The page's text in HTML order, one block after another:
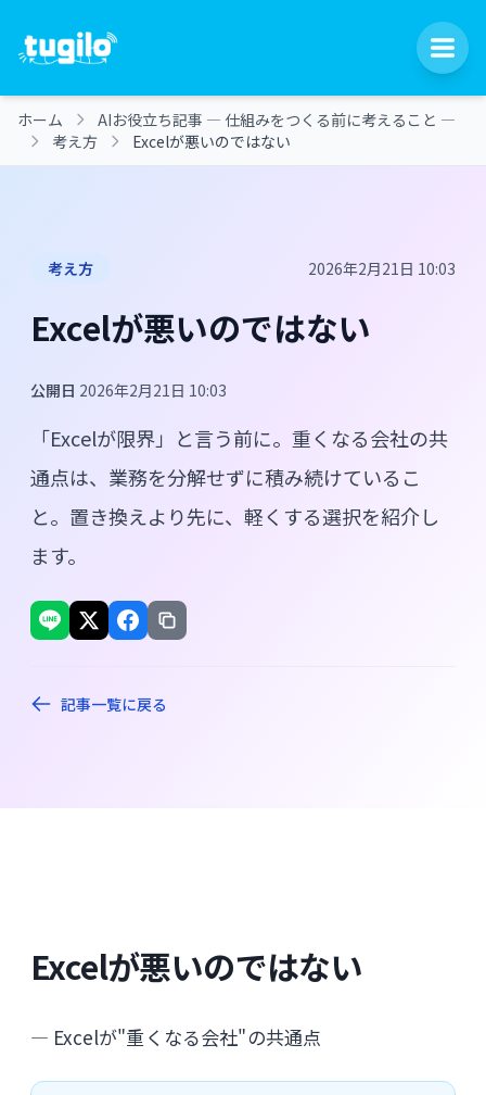
ホーム
AIお役立ち記事 ― 仕組みをつくる前に考えること ―
考え方
Excelが悪いのではない
考え方 2026年2月21日 10:03
Excelが悪いのではない
公開日 2026年2月21日 10:03
「Excelが限界」と言う前に。重くなる会社の共
通点は、業務を分解せずに積み続けているこ
と。置き換えより先に、軽くする選択を紹介し
ます。
記事一覧に戻る
Excelが悪いのではない
― Excelが"重くなる会社"の共通点